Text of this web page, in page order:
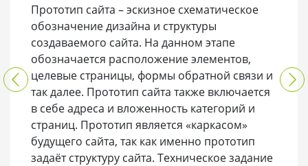
Прототип сайта – эскизное схематическое
обозначение дизайна и структуры
создаваемого сайта. На данном этапе
обозначается расположение элементов,
целевые страницы, формы обратной связи и
так далее. Прототип сайта также включается
в себе адреса и вложенность категорий и
страниц. Прототип является «каркасом»
будущего сайта, так как именно прототип
задаёт структуру сайта. Техническое задание